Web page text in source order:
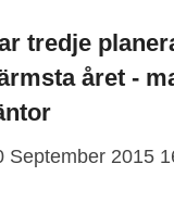
tredje
året -
September 2015